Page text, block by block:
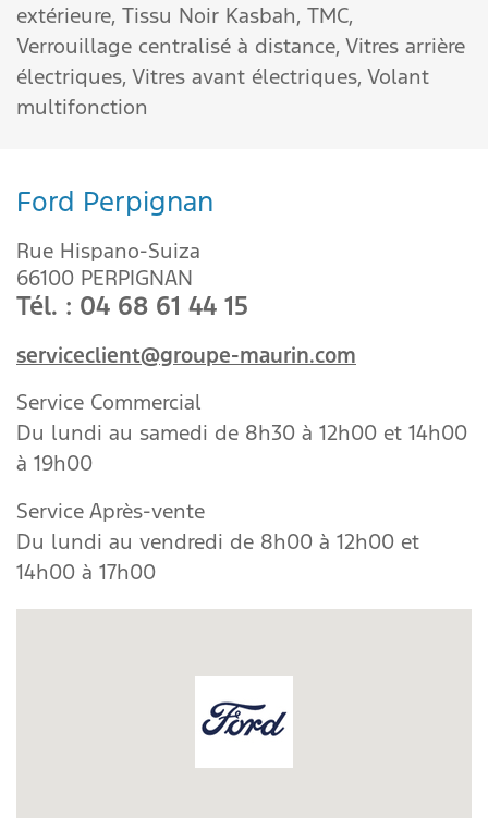
extérieure, Tissu Noir Kasbah, TMC,
Verrouillage centralisé à distance, Vitres arrière
électriques, Vitres avant électriques, Volant
multifonction
Ford Perpignan
Rue Hispano-Suiza
66100 PERPIGNAN
Tél. : 04 68 61 44 15
serviceclient@groupe-maurin.com
Service Commercial
Du lundi au samedi de 8h30 à 12h00 et 14h00
à 19h00
Service Après-vente
Du lundi au vendredi de 8h00 à 12h00 et
14h00 à 17h00